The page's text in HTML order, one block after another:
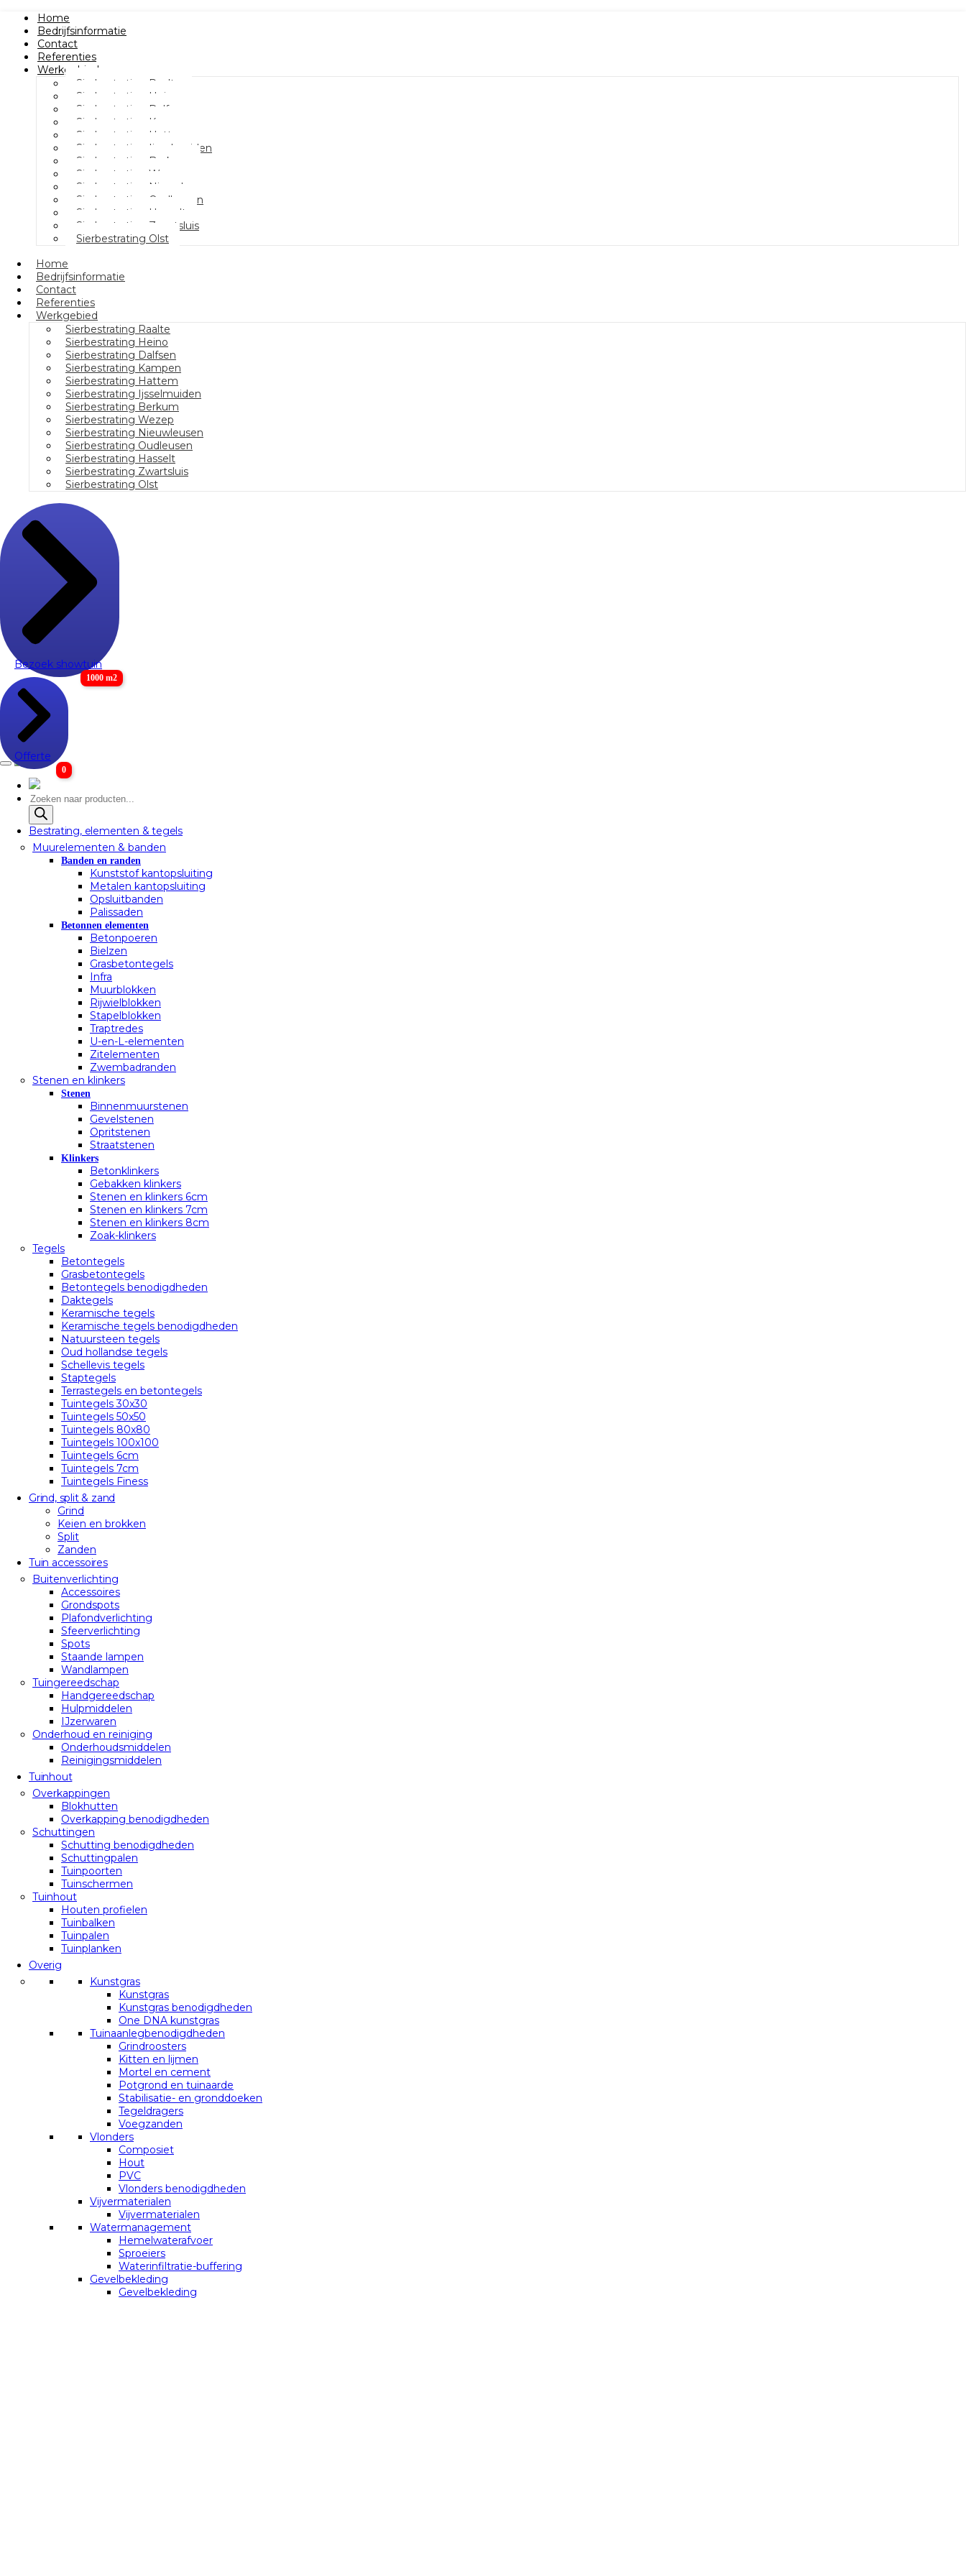
Home
Bedrijfsinformatie
Contact
Referenties
Werkgebied
Sierbestrating Raalte
Sierbestrating Heino
Sierbestrating Dalfsen
Sierbestrating Kampen
Sierbestrating Hattem
Sierbestrating Ijsselmuiden
Sierbestrating Berkum
Sierbestrating Wezep
Sierbestrating Nieuwleusen
Sierbestrating Oudleusen
Sierbestrating Hasselt
Sierbestrating Zwartsluis
Sierbestrating Olst
Home
Bedrijfsinformatie
Contact
Referenties
Werkgebied
Sierbestrating Raalte
Sierbestrating Heino
Sierbestrating Dalfsen
Sierbestrating Kampen
Sierbestrating Hattem
Sierbestrating Ijsselmuiden
Sierbestrating Berkum
Sierbestrating Wezep
Sierbestrating Nieuwleusen
Sierbestrating Oudleusen
Sierbestrating Hasselt
Sierbestrating Zwartsluis
Sierbestrating Olst
Bezoek showtuin
1000 m2
Offerte
0
Producten
zoeken
Bestrating, elementen & tegels
Muurelementen & banden
Banden en randen
Kunststof kantopsluiting
Metalen kantopsluiting
Opsluitbanden
Palissaden
Betonnen elementen
Betonpoeren
Bielzen
Grasbetontegels
Infra
Muurblokken
Rijwielblokken
Stapelblokken
Traptredes
U-en-L-elementen
Zitelementen
Zwembadranden
Stenen en klinkers
Stenen
Binnenmuurstenen
Gevelstenen
Opritstenen
Straatstenen
Klinkers
Betonklinkers
Gebakken klinkers
Stenen en klinkers 6cm
Stenen en klinkers 7cm
Stenen en klinkers 8cm
Zoak-klinkers
Tegels
Betontegels
Grasbetontegels
Betontegels benodigdheden
Daktegels
Keramische tegels
Keramische tegels benodigdheden
Natuursteen tegels
Oud hollandse tegels
Schellevis tegels
Staptegels
Terrastegels en betontegels
Tuintegels 30x30
Tuintegels 50x50
Tuintegels 80x80
Tuintegels 100x100
Tuintegels 6cm
Tuintegels 7cm
Tuintegels Finess
Grind, split & zand
Grind
Keien en brokken
Split
Zanden
Tuin accessoires
Buitenverlichting
Accessoires
Grondspots
Plafondverlichting
Sfeerverlichting
Spots
Staande lampen
Wandlampen
Tuingereedschap
Handgereedschap
Hulpmiddelen
IJzerwaren
Onderhoud en reiniging
Onderhoudsmiddelen
Reinigingsmiddelen
Tuinhout
Overkappingen
Blokhutten
Overkapping benodigdheden
Schuttingen
Schutting benodigdheden
Schuttingpalen
Tuinpoorten
Tuinschermen
Tuinhout
Houten profielen
Tuinbalken
Tuinpalen
Tuinplanken
Overig
Kunstgras
Kunstgras
Kunstgras benodigdheden
One DNA kunstgras
Tuinaanlegbenodigdheden
Grindroosters
Kitten en lijmen
Mortel en cement
Potgrond en tuinaarde
Stabilisatie- en gronddoeken
Tegeldragers
Voegzanden
Vlonders
Composiet
Hout
PVC
Vlonders benodigdheden
Vijvermaterialen
Vijvermaterialen
Watermanagement
Hemelwaterafvoer
Sproeiers
Waterinfiltratie-buffering
Gevelbekleding
Gevelbekleding